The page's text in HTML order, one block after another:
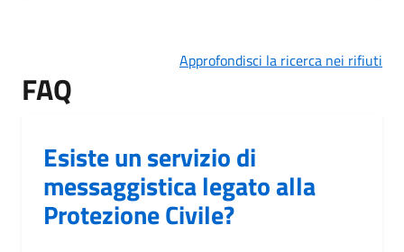
Approfondisci la ricerca nei rifiuti
FAQ
Esiste un servizio di
messaggistica legato alla
Protezione Civile?